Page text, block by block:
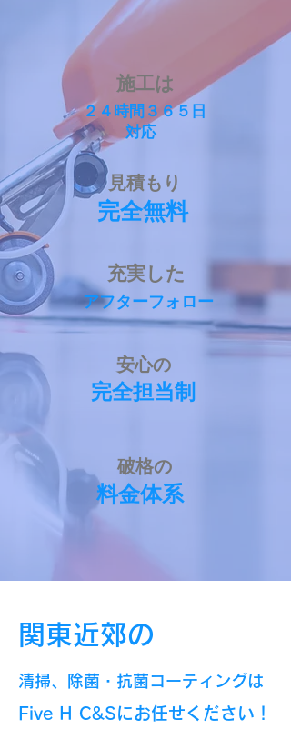
​施工は
​２４時間 ３６５日
​対応
​見積もり
​完全無料
​充実した
​アフターフォロー
​安心の
​完全担当制
​破格の
​料金体系
​関東近郊の
​清掃、除菌・抗菌コーティングは
​Five H C&Sにお任せください！